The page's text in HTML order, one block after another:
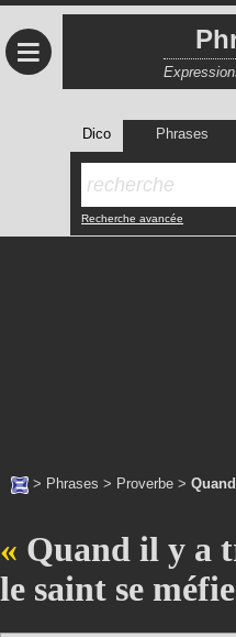
≡
Dico Phrases
Recherche avancée
> Phrases > Proverbe >
Quand il y a
le saint se